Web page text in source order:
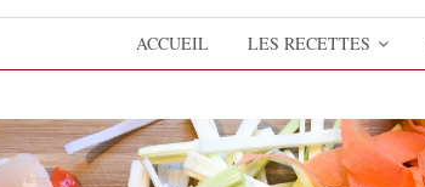
ACCUEIL LES RECETTES